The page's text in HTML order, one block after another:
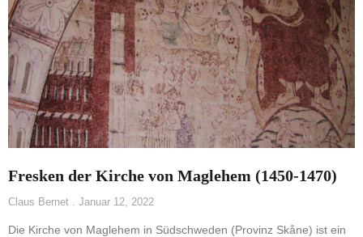
Fresken der Kirche von Maglehem (1450-1470)
Claus Bernet Januar 12, 2022
Die Kirche von Maglehem in Südschweden (Provinz Skåne) ist ein